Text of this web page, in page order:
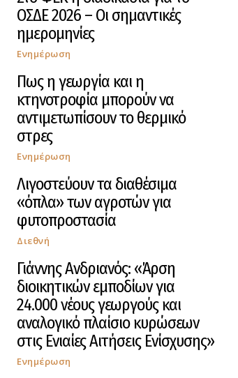
ΟΣΔΕ 2026 – Οι σημαντικές
ημερομηνίες
Ενημέρωση
Πως η γεωργία και η
κτηνοτροφία μπορούν να
αντιμετωπίσουν το θερμικό
στρες
Ενημέρωση
Λιγοστεύουν τα διαθέσιμα
«όπλα» των αγροτών για
φυτοπροστασία
Διεθνή
Γιάννης Ανδριανός: «Άρση
διοικητικών εμποδίων για
24.000 νέους γεωργούς και
αναλογικό πλαίσιο κυρώσεων
στις Ενιαίες Αιτήσεις Ενίσχυσης»
Ενημέρωση